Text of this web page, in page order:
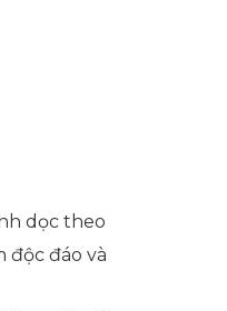
dọc theo
độc đáo và